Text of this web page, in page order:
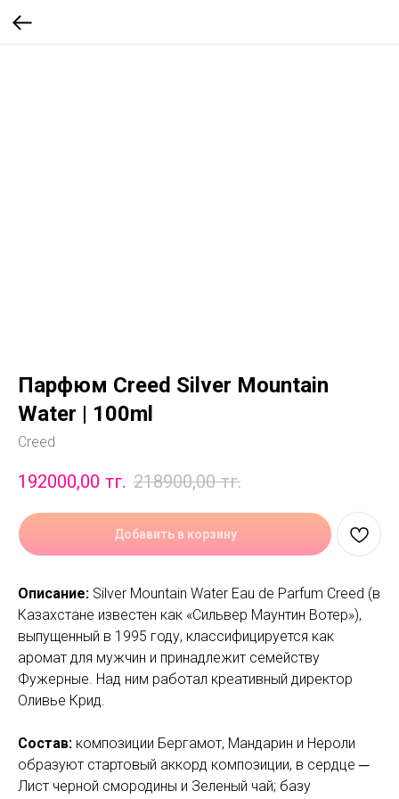
Парфюм Creed Silver Mountain
Water | 100ml
Creed
192000,00 тг. 218900,00 тг.
Добавить в корзину
Описание: Silver Mountain Water Eau de Parfum Creed (в
Казахстане известен как «Сильвер Маунтин Вотер»),
выпущенный в 1995 году, классифицируется как
аромат для мужчин и принадлежит семейству
Фужерные. Над ним работал креативный директор
Оливье Крид.
Состав: композиции Бергамот, Мандарин и Нероли
образуют стартовый аккорд композиции, в сердце ─
Лист черной смородины и Зеленый чай; базу